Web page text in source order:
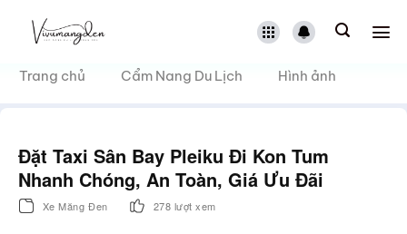
dungTrang chủ Cẩm Nang Du Lịch Hình ảnh
Đặt Taxi Sân Bay Pleiku Đi Kon Tum
Nhanh Chóng, An Toàn, Giá Ưu Đãi
Xe Măng Đen 278 lượt xem